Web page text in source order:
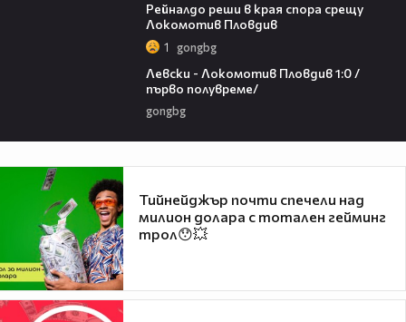
Рейналдо реши в края спора срещу
Локомотив Пловдив
1 gongbg
Левски - Локомотив Пловдив 1:0 /
първо полувреме/
gongbg
Тийнейджър почти спечели над
милион долара с тотален гейминг
трол😯💥